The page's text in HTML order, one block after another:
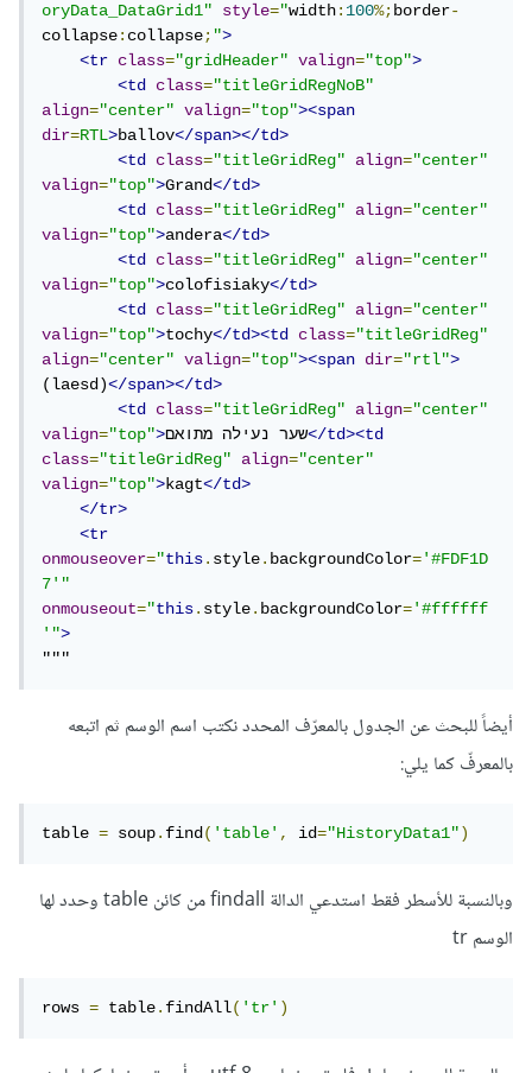
oryData_DataGrid1"
style="width:100%;border-
collapse:collapse;">
<tr
class="gridHeader" valign="top">
<td
class="titleGridRegNoB"
align="center" valign="top"><span
dir=RTL>ballov</span></td>
<td
class="titleGridReg" align="center"
valign="top">Grand</td>
<td
class="titleGridReg" align="center"
valign="top">andera</td>
<td
class="titleGridReg" align="center"
valign="top">colofisiaky</td>
<td
class="titleGridReg" align="center"
valign="top">tochy</td><td class="titleGridReg"
align="center" valign="top"><span dir="rtl">
(laesd)</span></td>
<td
class="titleGridReg" align="center"
valign="top">שער נעילה מתואם</td><td
class="titleGridReg" align="center"
valign="top">kagt</td>
</tr>
<tr
onmouseover="this.style.backgroundColor='#FDF1D
7'"
onmouseout="this.style.backgroundColor='#ffffff
'">
"""
أيضاً للبحث عن الجدول بالمعرّف المحدد نكتب اسم الوسم ثم اتبعه
بالمعرفّ كما يلي:
table = soup.find('table', id="HistoryData1")
وبالنسبة للأسطر فقط استدعي الدالة findall من كائن table وحدد لها
الوسم tr
rows = table.findAll('tr')